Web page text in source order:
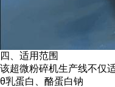
四、适用范围
该超微粉碎机生产线不仅
θ乳蛋白、酪蛋白钠